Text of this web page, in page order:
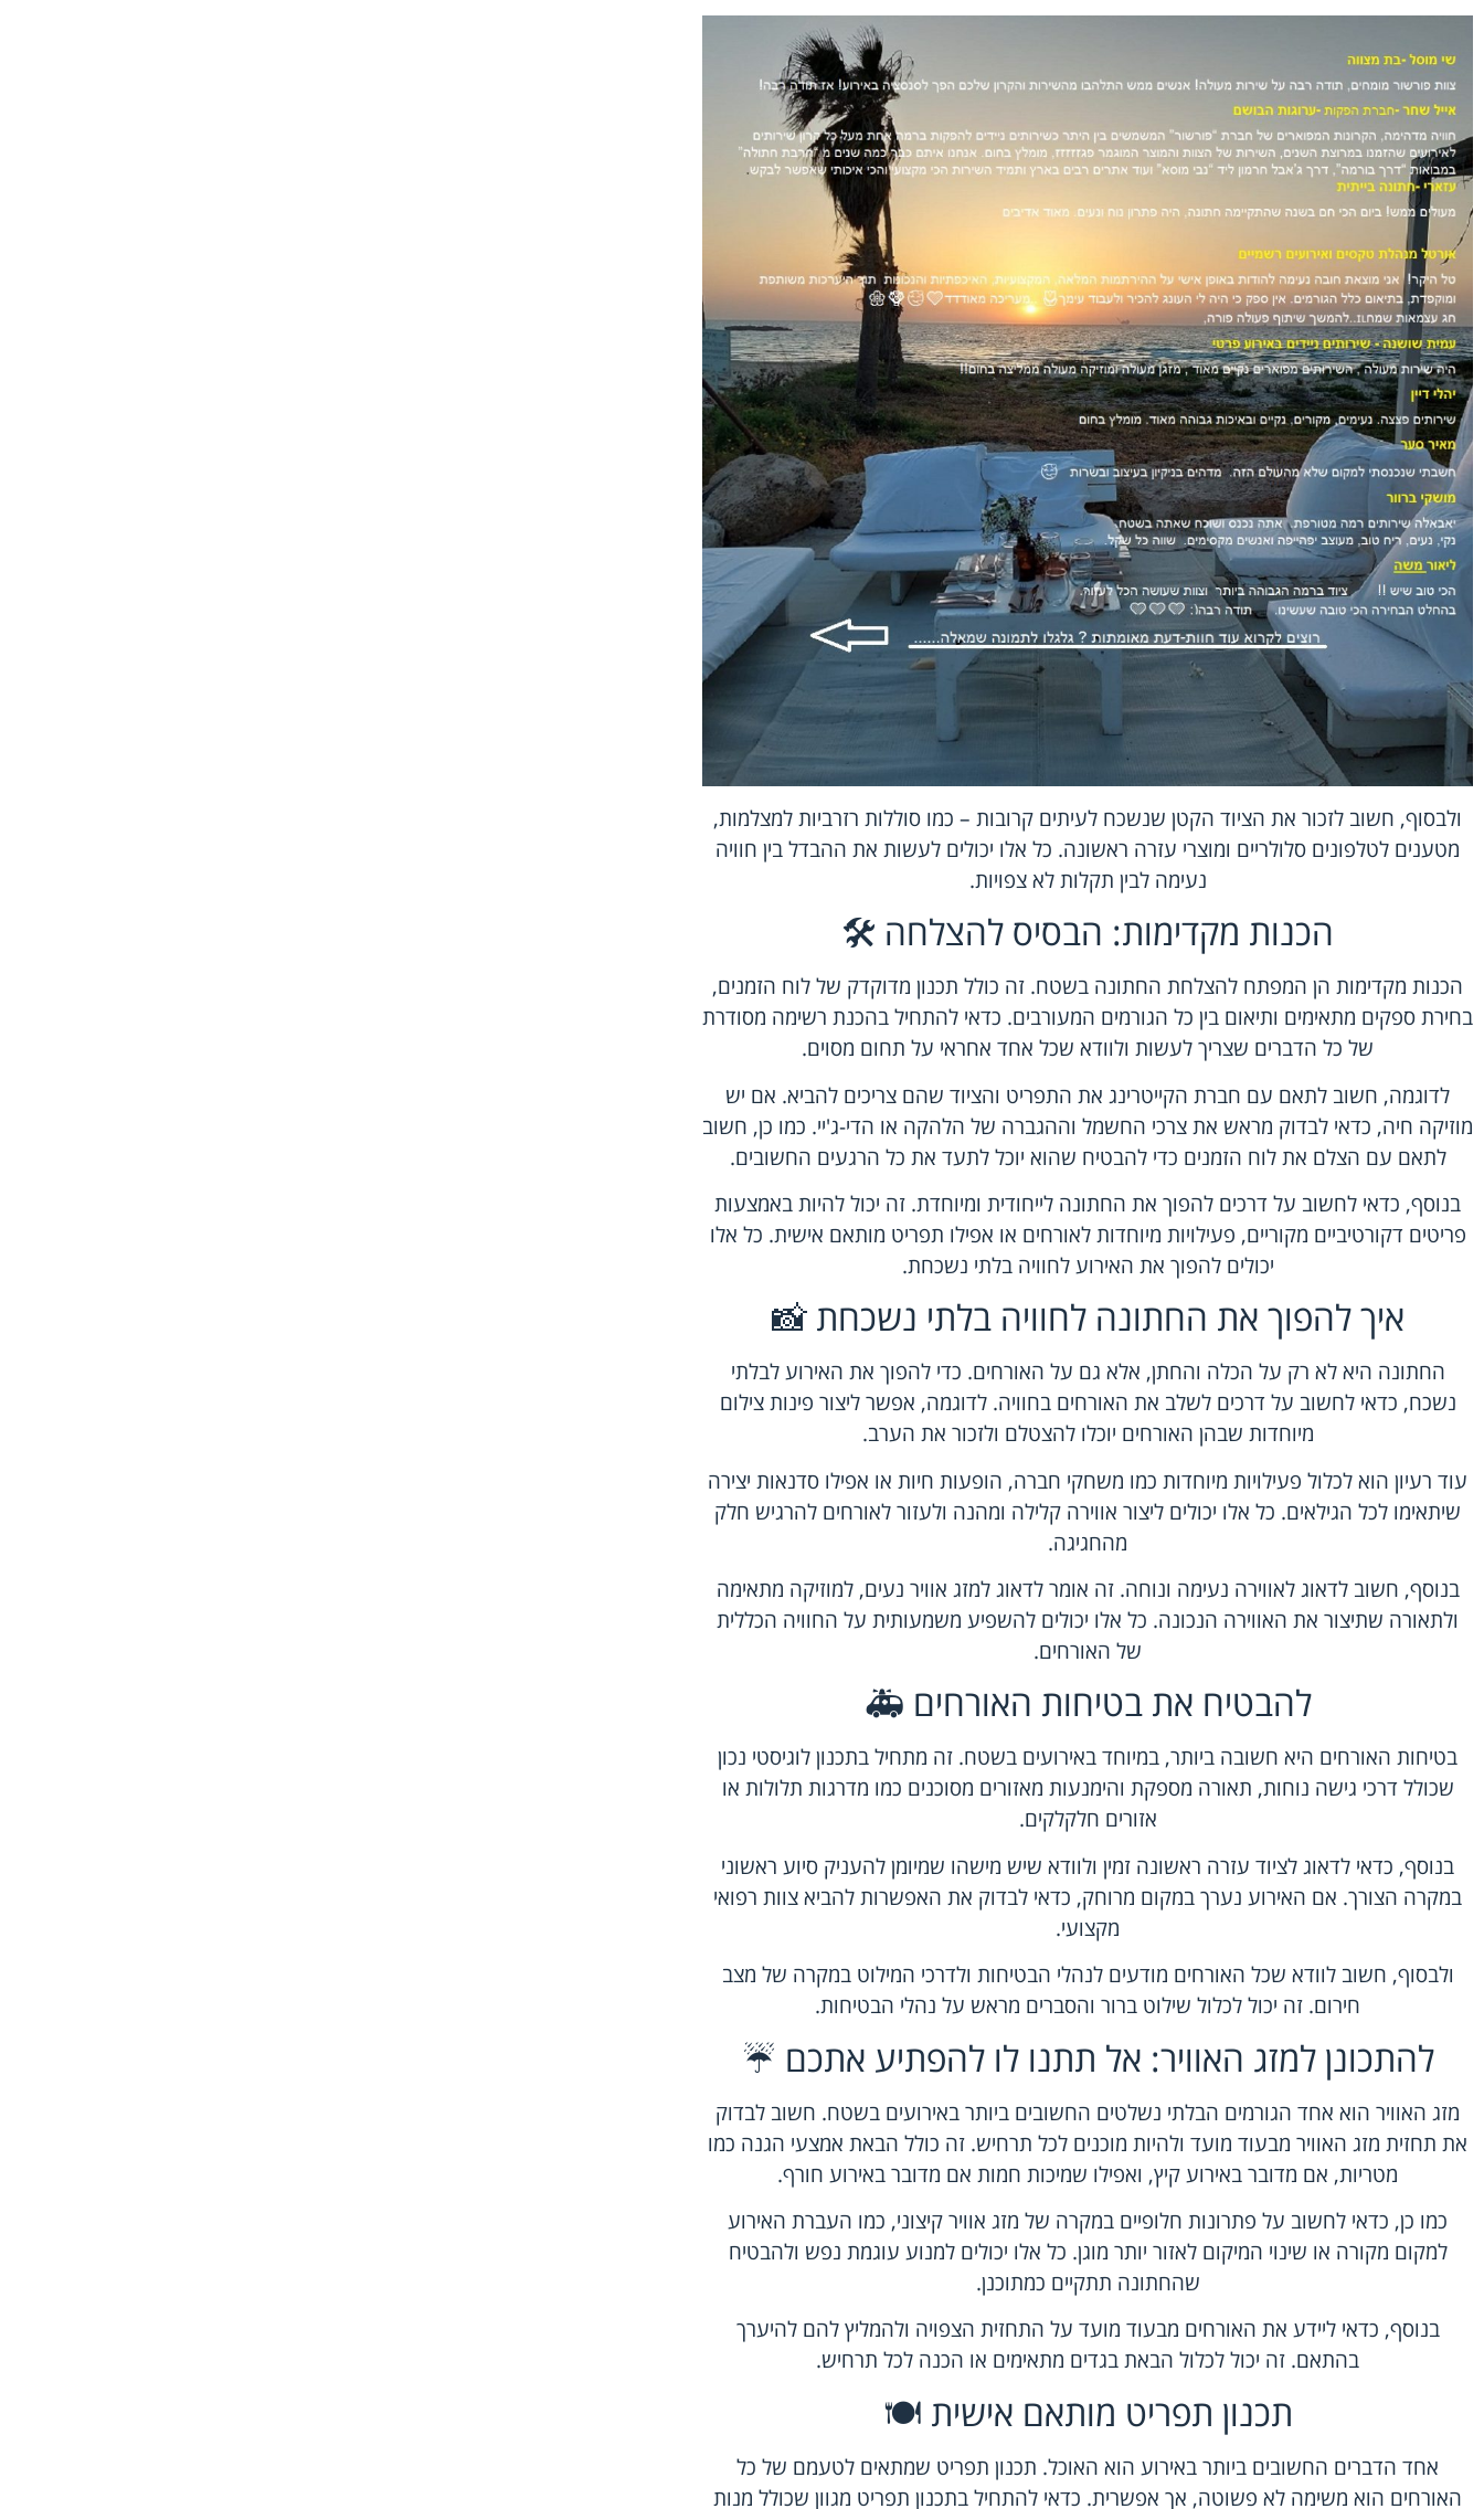
ולבסוף, חשוב לזכור את הציוד הקטן שנשכח לעיתים קרובות – כמו סוללות רזרביות למצלמות,
מטענים לטלפונים סלולריים ומוצרי עזרה ראשונה. כל אלו יכולים לעשות את ההבדל בין חוויה
נעימה לבין תקלות לא צפויות.
הכנות מקדימות: הבסיס להצלחה 🛠️
הכנות מקדימות הן המפתח להצלחת החתונה בשטח. זה כולל תכנון מדוקדק של לוח הזמנים,
בחירת ספקים מתאימים ותיאום בין כל הגורמים המעורבים. כדאי להתחיל בהכנת רשימה מסודרת
של כל הדברים שצריך לעשות ולוודא שכל אחד אחראי על תחום מסוים.
לדוגמה, חשוב לתאם עם חברת הקייטרינג את התפריט והציוד שהם צריכים להביא. אם יש
מוזיקה חיה, כדאי לבדוק מראש את צרכי החשמל וההגברה של הלהקה או הדי-ג'יי. כמו כן, חשוב
לתאם עם הצלם את לוח הזמנים כדי להבטיח שהוא יוכל לתעד את כל הרגעים החשובים.
בנוסף, כדאי לחשוב על דרכים להפוך את החתונה לייחודית ומיוחדת. זה יכול להיות באמצעות
פריטים דקורטיביים מקוריים, פעילויות מיוחדות לאורחים או אפילו תפריט מותאם אישית. כל אלו
יכולים להפוך את האירוע לחוויה בלתי נשכחת.
איך להפוך את החתונה לחוויה בלתי נשכחת 📸
החתונה היא לא רק על הכלה והחתן, אלא גם על האורחים. כדי להפוך את האירוע לבלתי
נשכח, כדאי לחשוב על דרכים לשלב את האורחים בחוויה. לדוגמה, אפשר ליצור פינות צילום
מיוחדות שבהן האורחים יוכלו להצטלם ולזכור את הערב.
עוד רעיון הוא לכלול פעילויות מיוחדות כמו משחקי חברה, הופעות חיות או אפילו סדנאות יצירה
שיתאימו לכל הגילאים. כל אלו יכולים ליצור אווירה קלילה ומהנה ולעזור לאורחים להרגיש חלק
מהחגיגה.
בנוסף, חשוב לדאוג לאווירה נעימה ונוחה. זה אומר לדאוג למזג אוויר נעים, למוזיקה מתאימה
ולתאורה שתיצור את האווירה הנכונה. כל אלו יכולים להשפיע משמעותית על החוויה הכללית
של האורחים.
להבטיח את בטיחות האורחים 🚑
בטיחות האורחים היא חשובה ביותר, במיוחד באירועים בשטח. זה מתחיל בתכנון לוגיסטי נכון
שכולל דרכי גישה נוחות, תאורה מספקת והימנעות מאזורים מסוכנים כמו מדרגות תלולות או
אזורים חלקלקים.
בנוסף, כדאי לדאוג לציוד עזרה ראשונה זמין ולוודא שיש מישהו שמיומן להעניק סיוע ראשוני
במקרה הצורך. אם האירוע נערך במקום מרוחק, כדאי לבדוק את האפשרות להביא צוות רפואי
מקצועי.
ולבסוף, חשוב לוודא שכל האורחים מודעים לנהלי הבטיחות ולדרכי המילוט במקרה של מצב
חירום. זה יכול לכלול שילוט ברור והסברים מראש על נהלי הבטיחות.
להתכונן למזג האוויר: אל תתנו לו להפתיע אתכם ☔
מזג האוויר הוא אחד הגורמים הבלתי נשלטים החשובים ביותר באירועים בשטח. חשוב לבדוק
את תחזית מזג האוויר מבעוד מועד ולהיות מוכנים לכל תרחיש. זה כולל הבאת אמצעי הגנה כמו
מטריות, אם מדובר באירוע קיץ, ואפילו שמיכות חמות אם מדובר באירוע חורף.
כמו כן, כדאי לחשוב על פתרונות חלופיים במקרה של מזג אוויר קיצוני, כמו העברת האירוע
למקום מקורה או שינוי המיקום לאזור יותר מוגן. כל אלו יכולים למנוע עוגמת נפש ולהבטיח
שהחתונה תתקיים כמתוכנן.
בנוסף, כדאי ליידע את האורחים מבעוד מועד על התחזית הצפויה ולהמליץ להם להיערך
בהתאם. זה יכול לכלול הבאת בגדים מתאימים או הכנה לכל תרחיש.
תכנון תפריט מותאם אישית 🍽️
אחד הדברים החשובים ביותר באירוע הוא האוכל. תכנון תפריט שמתאים לטעמם של כל
האורחים הוא משימה לא פשוטה, אך אפשרית. כדאי להתחיל בתכנון תפריט מגוון שכולל מנות